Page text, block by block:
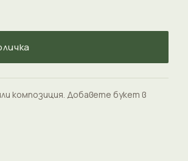
композиция. Добавете букет в